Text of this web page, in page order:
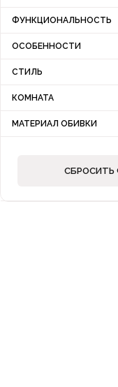
ФУНКЦИОНАЛЬНОСТЬ
ОСОБЕННОСТИ
СТИЛЬ
КОМНАТА
МАТЕРИАЛ ОБИВКИ
СБРОСИТЬ